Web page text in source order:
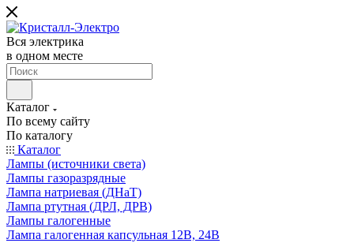
Вся электрика
в одном месте
Каталог
По всему сайту
По каталогу
Каталог
Лампы (источники света)
Лампы газоразрядные
Лампа натриевая (ДНаТ)
Лампа ртутная (ДРЛ, ДРВ)
Лампы галогенные
Лампа галогенная капсульная 12В, 24В